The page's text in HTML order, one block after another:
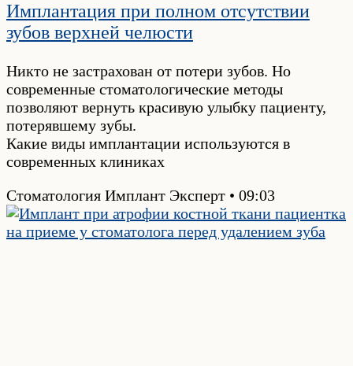
Имплантация при полном отсутствии
зубов верхней челюсти
Никто не застрахован от потери зубов. Но
современные стоматологические методы
позволяют вернуть красивую улыбку пациенту,
потерявшему зубы.
Какие виды имплантации используются в
современных клиниках
Стоматология Имплант Эксперт
09:03